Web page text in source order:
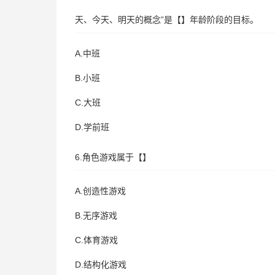
天、今天、明天的概念”是【】年龄阶段的目标。
A.中班
B.小班
C.大班
D.学前班
6.角色游戏属于【】
A.创造性游戏
B.无序游戏
C.体育游戏
D.结构化游戏